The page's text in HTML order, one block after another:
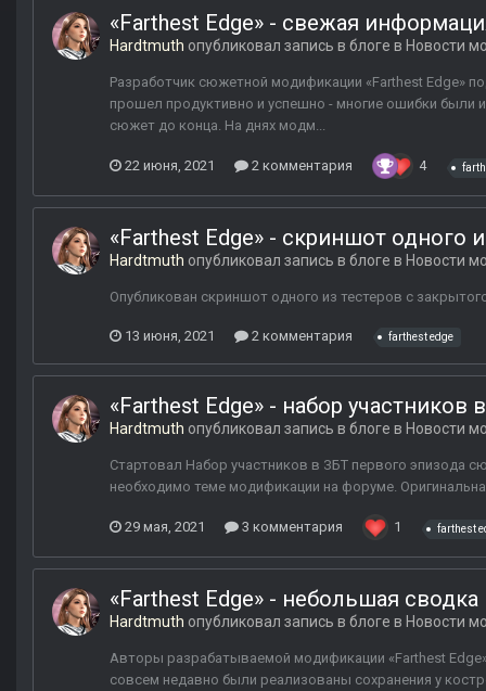
«Farthest Edge» - свежая
Hardtmuth опубликовал запись в блоге в Новости
Разработчик сюжетной модификации «Farthest Edge»
прошел продуктивно и успешно - многие ошибки были
сюжет до конца. На днях модм...
22 июня, 2021 2 комментария 4
«Farthest Edge» - cкриншот одного
Hardtmuth опубликовал запись в блоге в Новости
Опубликован скриншот одного из тестеров с
13 июня, 2021 2 комментария farthest edge
«Farthest Edge» - набор участников
Hardtmuth опубликовал запись в блоге в Новости
Стартовал Набор участников в ЗБТ первого эпизода
необходимо теме модификации на форуме.
29 мая, 2021 3 комментария 1 farthest
«Farthest Edge» - небольшая
Hardtmuth опубликовал запись в блоге в Новости
Авторы разрабатываемой модификации «Farthest
совсем недавно были реализованы сохранения у